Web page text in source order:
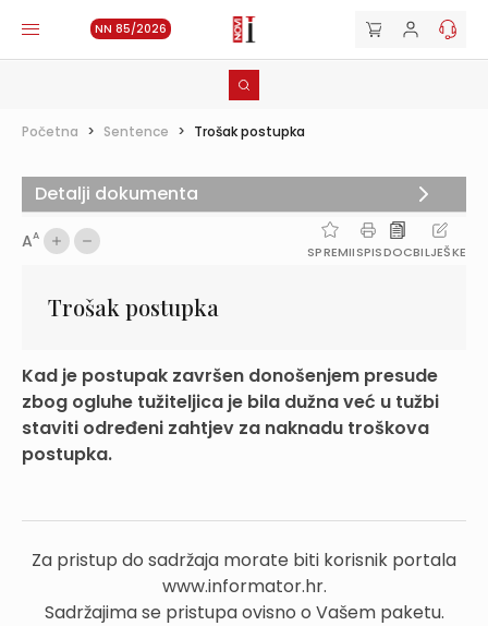
NN 85/2026
Početna > Sentence > Trošak postupka
AA
SPREMIISPISDOCBILJEŠKE
Trošak postupka
Kad je postupak završen donošenjem presude
zbog ogluhe tužiteljica je bila dužna već u tužbi
staviti određeni zahtjev za naknadu troškova
postupka.
Za pristup do sadržaja morate biti korisnik portala
www.informator.hr.
Sadržajima se pristupa ovisno o Vašem paketu.
Detalji dokumenta